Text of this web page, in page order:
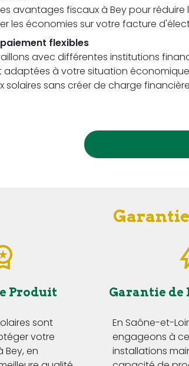
avantages fiscaux à Bey pour
les économies sur votre facture
flexibles
avec différentes institutions
adaptées à votre situation
solaires sans créer de charge
Produit
sont
votre
Bey, en
Garantie de
En Saône-et-
engageons à
installations